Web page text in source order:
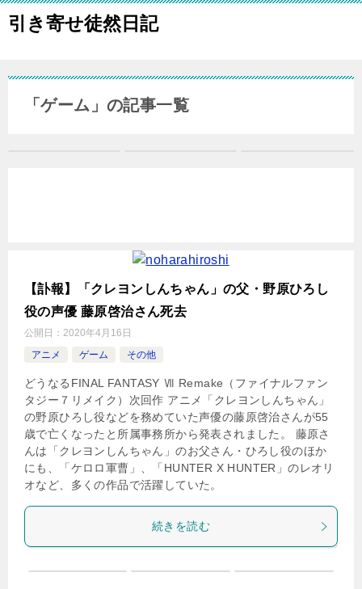
引き寄せ徒然日記
「ゲーム」の記事一覧
【訃報】「クレヨンしんちゃん」の父・野原ひろし
役の声優 藤原啓治さん死去
公開日： 2020年4月16日
アニメ
ゲーム その他
どうなるFINAL FANTASY Ⅶ Remake（ファイナルファン
タジー７リメイク）次回作 アニメ「クレヨンしんちゃん」
の野原ひろし役などを務めていた声優の藤原啓治さんが55
歳で亡くなったと所属事務所から発表されました。 藤原さ
んは「クレヨンしんちゃん」のお父さん・ひろし役のほか
にも、「ケロロ軍曹」、「HUNTER X HUNTER」のレオリ
オなど、多くの作品で活躍していた。
続きを読む